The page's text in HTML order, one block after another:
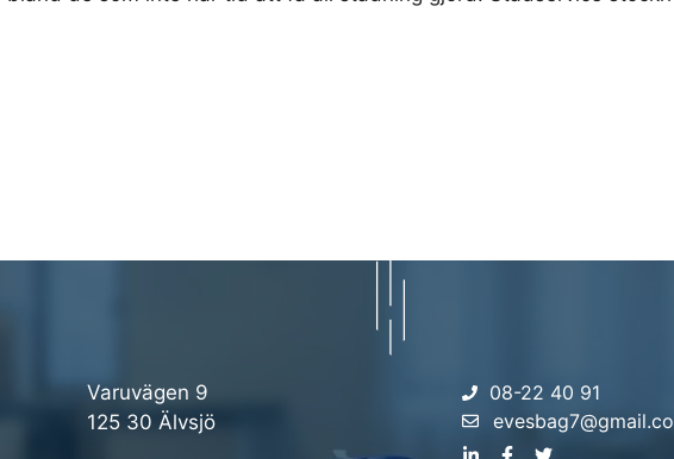
Varuvägen 9
125 30 Älvsjö
08-22 40 91